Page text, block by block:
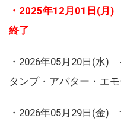
・2025年12月01日(月
終了
・2026年05月20日(水)
タンプ・アバター・エ
・2026年05月29日(金)